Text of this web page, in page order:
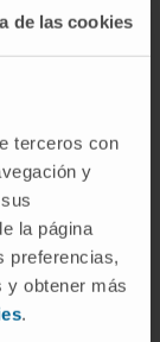
de las cookies
terceros con
y
la página
preferencias,
y obtener más
.
de una
firmado
para el